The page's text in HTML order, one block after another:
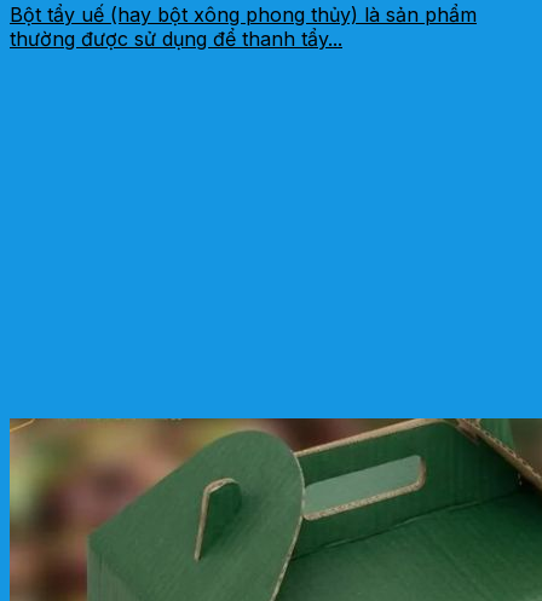
Bột tẩy uế (hay bột xông phong thủy) là sản phẩm
thường được sử dụng để thanh tẩy...